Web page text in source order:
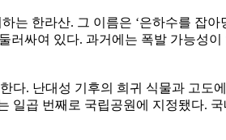
는 한라산. 그 이름은 ‘은하수를 잡
싸여 있다. 과거에는 폭발 가능성
다. 난대성 기후의 희귀 식물과 고도
일곱 번째로 국립공원에 지정됐다.